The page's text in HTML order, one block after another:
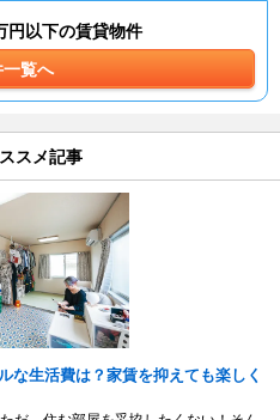
円以下の賃貸物件
一覧へ
スメ記事
な生活費は？家賃を抑えても楽しく